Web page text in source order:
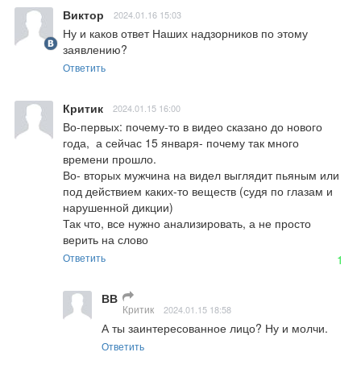
Виктор 2024.01.16 15:03
Ну и каков ответ Наших надзорников по этому
заявлению?
Ответить
Критик 2024.01.15 16:00
Во-первых: почему-то в видео сказано до нового
года,  а сейчас 15 января- почему так много
времени прошло.
Во- вторых мужчина на видел выглядит пьяным или
под действием каких-то веществ (судя по глазам и
нарушенной дикции)
Так что, все нужно анализировать, а не просто
верить на слово
Ответить 1
ВВ
Критик 2024.01.15 18:58
А ты заинтересованное лицо? Ну и молчи.
Ответить